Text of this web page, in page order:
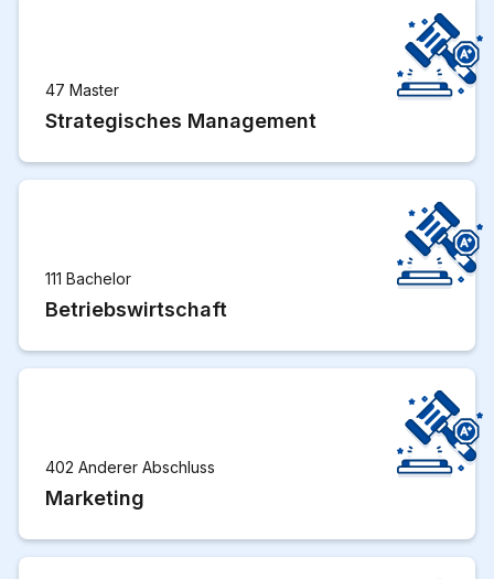
47 Master
Strategisches Management
111 Bachelor
Betriebswirtschaft
402 Anderer Abschluss
Marketing